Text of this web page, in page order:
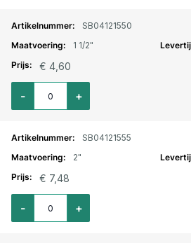
SB04121550
1 1/2"
€ 4,60
Aantal voor Halve sok RVS binnendraad 1.1/2"
+
-
SB04121555
2"
€ 7,48
Aantal voor Halve sok RVS binnendraad 2"
+
-